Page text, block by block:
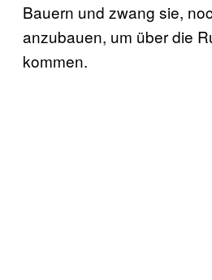
Bauern und zwang sie,
anzubauen, um über die
kommen.